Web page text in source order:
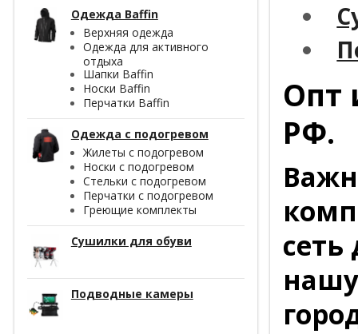
Одежда Baffin
Верхняя одежда
Одежда для активного
отдыха
Шапки Baffin
Носки Baffin
Перчатки Baffin
Одежда с подогревом
Жилеты с подогревом
Носки с подогревом
Стельки с подогревом
Перчатки с подогревом
Греющие комплекты
Сушилки для обуви
Подводные камеры
Опт
РФ.